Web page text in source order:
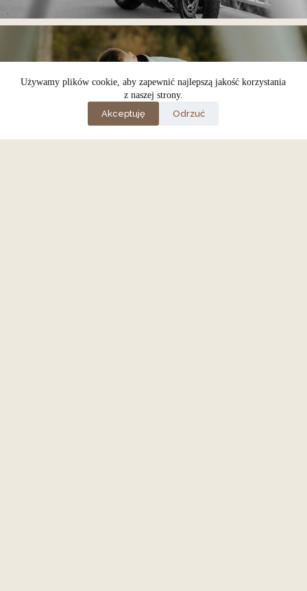
Używamy plików cookie, aby zapewnić najlepszą jakość korzystania
z naszej strony.
Akceptuję
Odrzuć